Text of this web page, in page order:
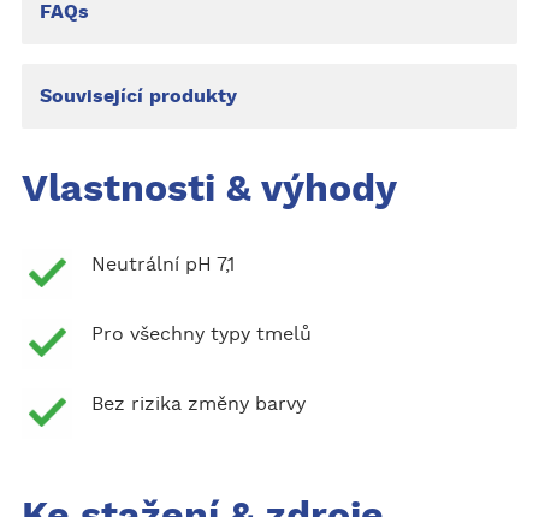
FAQs
Související produkty
Vlastnosti & výhody
Neutrální pH 7,1
Pro všechny typy tmelů
Bez rizika změny barvy